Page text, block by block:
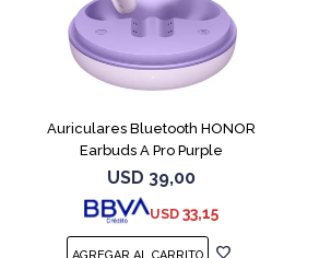
Auriculares Bluetooth HONOR
Earbuds A Pro Purple
USD 39,00
USD 33,15